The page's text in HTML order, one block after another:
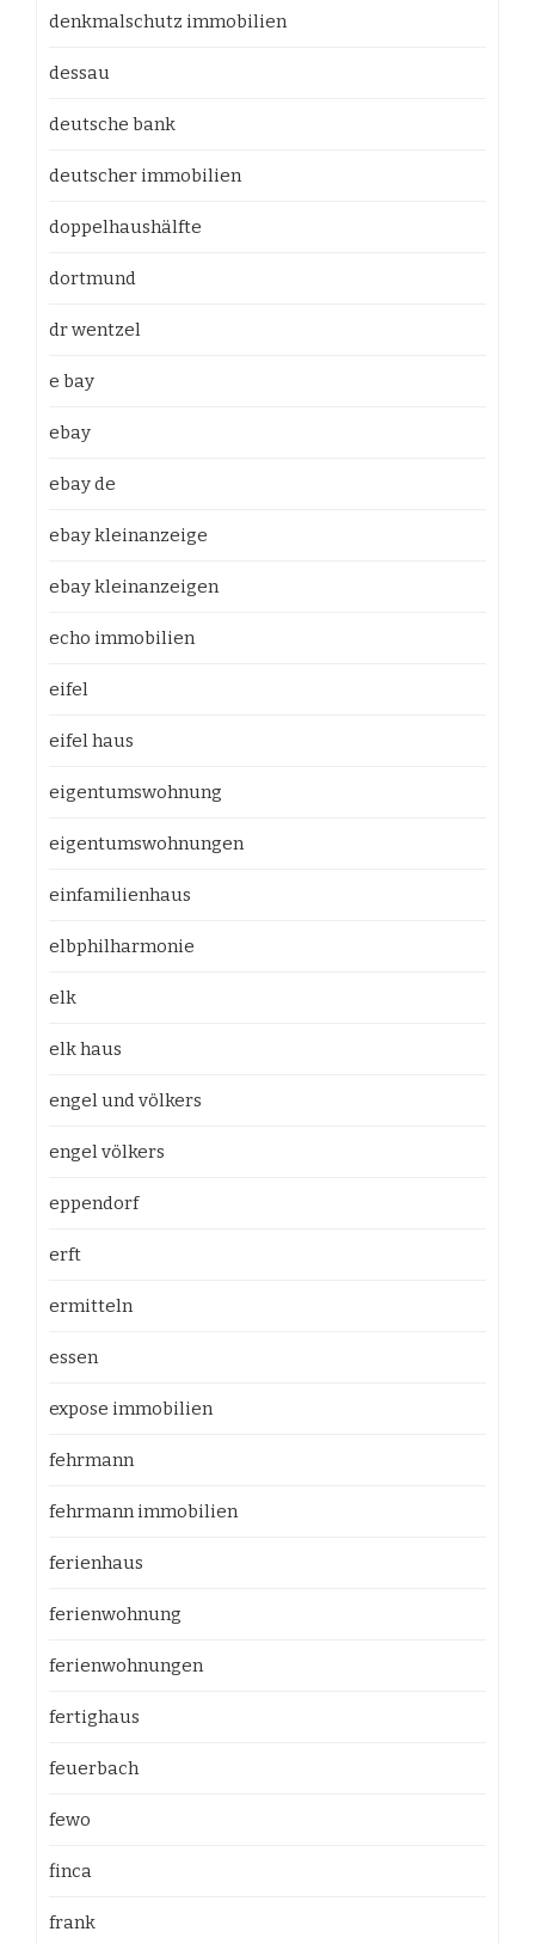
denkmalschutz immobilien
dessau
deutsche bank
deutscher immobilien
doppelhaushälfte
dortmund
dr wentzel
e bay
ebay
ebay de
ebay kleinanzeige
ebay kleinanzeigen
echo immobilien
eifel
eifel haus
eigentumswohnung
eigentumswohnungen
einfamilienhaus
elbphilharmonie
elk
elk haus
engel und völkers
engel völkers
eppendorf
erft
ermitteln
essen
expose immobilien
fehrmann
fehrmann immobilien
ferienhaus
ferienwohnung
ferienwohnungen
fertighaus
feuerbach
fewo
finca
frank